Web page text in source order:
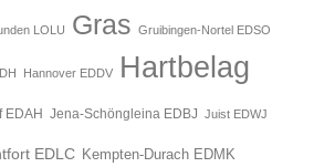
LOLU Gras Gruibingen-Nortel EDSO
Hannover EDDV Hartbelag
EDAH Jena-Schöngleina EDBJ Juist EDWJ
EDLC Kempten-Durach EDMK